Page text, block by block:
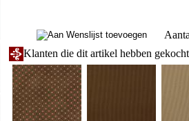
Klanten die dit artikel hebben